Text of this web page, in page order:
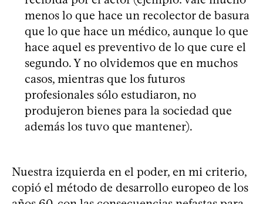
menos lo que hace un recolector de basura
que lo que hace un médico, aunque lo que
hace aquel es preventivo de lo que cure el
segundo. Y no olvidemos que en muchos
casos, mientras que los futuros
profesionales sólo estudiaron, no
produjeron bienes para la sociedad que
además los tuvo que mantener).
Nuestra izquierda en el poder, en mi criterio,
copió el método de desarrollo europeo de los